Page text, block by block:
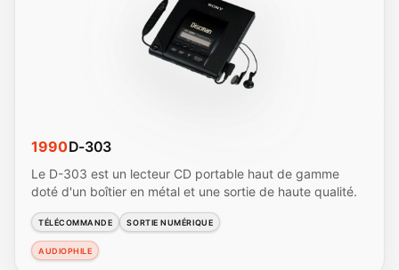
1990D-303
Le D-303 est un lecteur CD portable haut de gamme
doté d'un boîtier en métal et une sortie de haute qualité.
TÉLÉCOMMANDE SORTIE NUMÉRIQUE
AUDIOPHILE